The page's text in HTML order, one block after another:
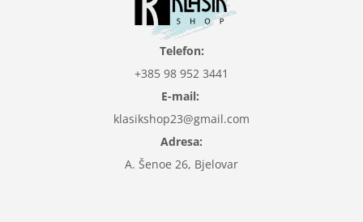
Telefon:
+385 98 952 3441
E-mail:
klasikshop23@gmail.com
Adresa:
A. Šenoe 26, Bjelovar